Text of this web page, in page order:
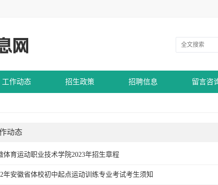
工作动态 招生政策 招聘信息 留言咨
动态
体育运动职业技术学院2023年招生章程
年安徽省体校初中起点运动训练专业考试考生须知